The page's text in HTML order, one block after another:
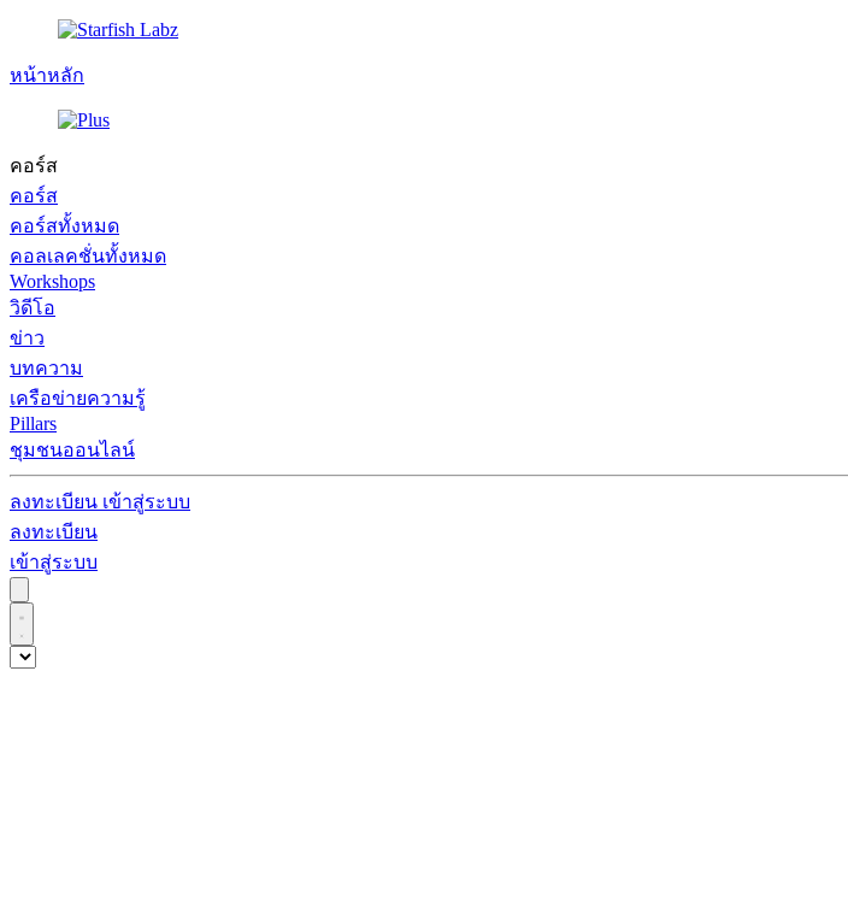
หน้าหลัก
คอร์ส
คอร์ส
คอร์สทั้งหมด
คอลเลคชั่นทั้งหมด
Workshops
วิดีโอ
ข่าว
บทความ
เครือข่ายความรู้
Pillars
ชุมชนออนไลน์
ลงทะเบียน เข้าสู่ระบบ
ลงทะเบียน
เข้าสู่ระบบ